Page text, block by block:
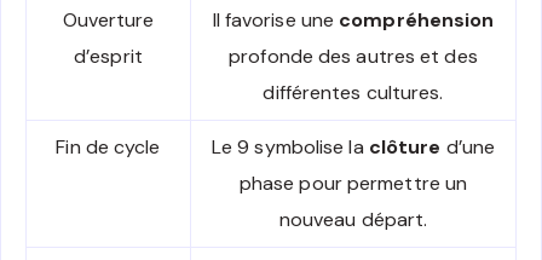
Ouverture
d’esprit
Il favorise une compréhension
profonde des autres et des
différentes cultures.
Fin de cycle Le 9 symbolise la clôture d’une
phase pour permettre un
nouveau départ.